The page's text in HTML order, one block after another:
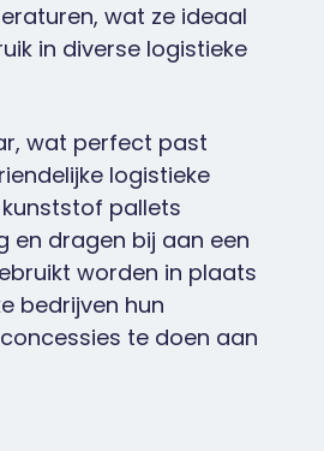
wat ze ideaal
in diverse logistieke
wat perfect past
logistieke
pallets
en dragen bij aan een
worden in plaats
bedrijven hun
te doen aan